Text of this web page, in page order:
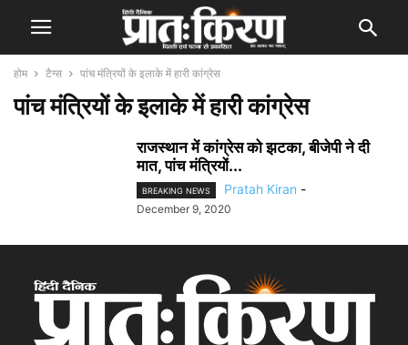
होम टैग्स पांच मंत्रियों के इलाके में हारी कांग्रेस
पांच मंत्रियों के इलाके में हारी कांग्रेस
राजस्थान में कांग्रेस को झटका, बीजेपी ने दी
मात, पांच मंत्रियों...
BREAKING NEWS Pratah Kiran -
December 9, 2020